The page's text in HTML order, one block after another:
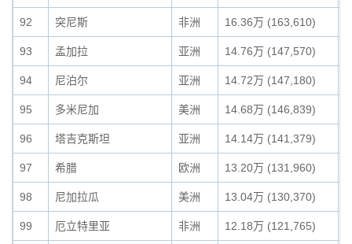
92 突尼斯 非洲 16.36万 (163,610)
93 孟加拉 亚洲 14.76万 (147,570)
94 尼泊尔 亚洲 14.72万 (147,180)
95 多米尼加 美洲 14.68万 (146,839)
96 塔吉克斯坦 亚洲 14.14万 (141,379)
97 希腊 欧洲 13.20万 (131,960)
98 尼加拉瓜 美洲 13.04万 (130,370)
99 厄立特里亚 非洲 12.18万 (121,765)